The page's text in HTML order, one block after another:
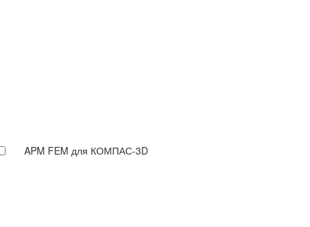
APM FEM для КОМПАС-3D